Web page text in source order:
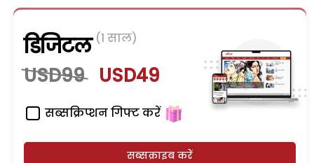
डिजिटल (1 साल)
USD99 USD49
सब्सक्रिप्शन गिफ्ट करें
सब्सक्राइब करें